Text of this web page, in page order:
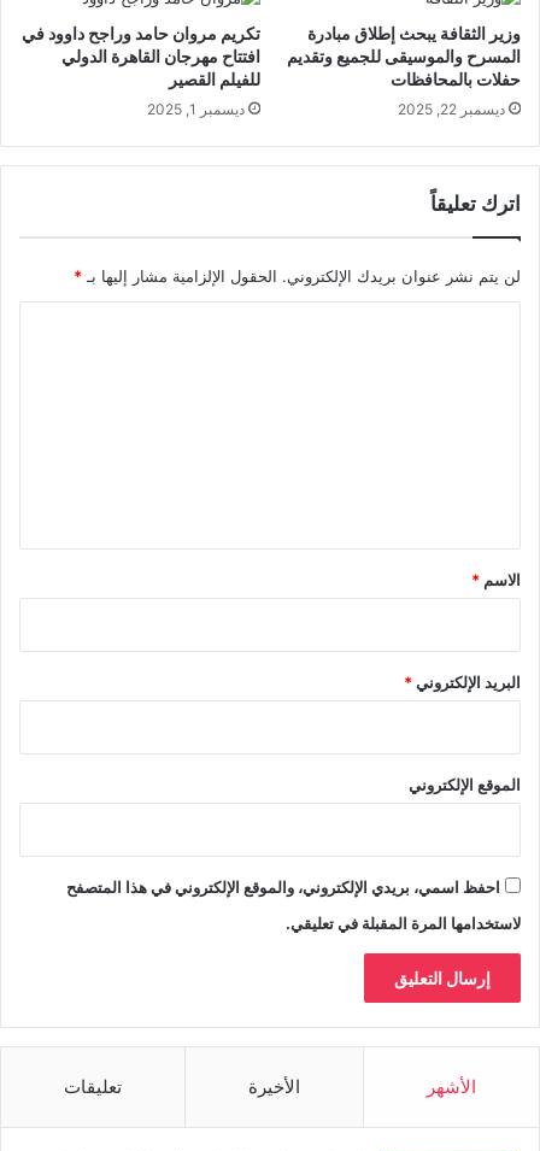
وزير الثقافة يبحث إطلاق مبادرة
المسرح والموسيقى للجميع وتقديم
حفلات بالمحافظات
ديسمبر 22, 2025
تكريم مروان حامد وراجح داوود في
افتتاح مهرجان القاهرة الدولي
للفيلم القصير
ديسمبر 1, 2025
اترك تعليقاً
لن يتم نشر عنوان بريدك الإلكتروني. الحقول الإلزامية مشار إليها بـ *
*
الاسم *
البريد الإلكتروني*
الموقع الإلكتروني
احفظ اسمي، بريدي الإلكتروني، والموقع الإلكتروني في هذا المتصفح
لاستخدامها المرة المقبلة في تعليقي.
الأشهر الأخيرة تعليقات